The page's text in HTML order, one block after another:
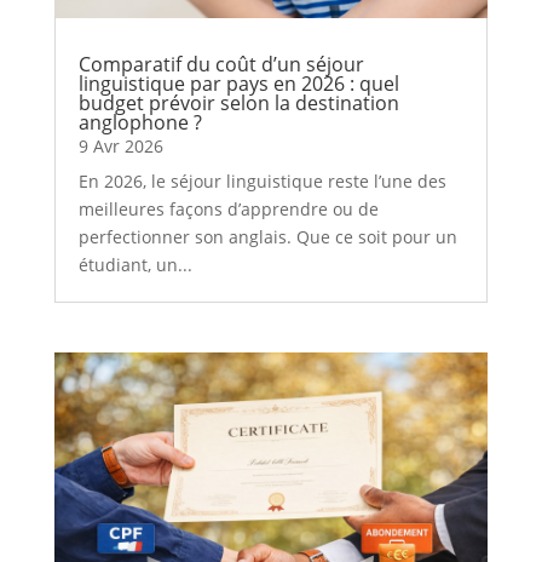
Comparatif du coût d’un séjour
linguistique par pays en 2026 : quel
budget prévoir selon la destination
anglophone ?
9 Avr 2026
En 2026, le séjour linguistique reste l’une des
meilleures façons d’apprendre ou de
perfectionner son anglais. Que ce soit pour un
étudiant, un...